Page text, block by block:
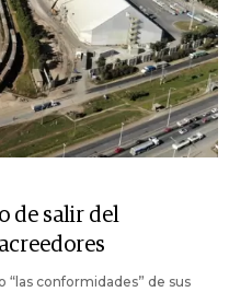
de salir del
conformidades” de sus